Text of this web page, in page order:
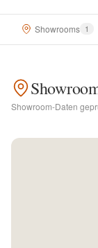
Für
Showrooms 1
Showroom-Daten